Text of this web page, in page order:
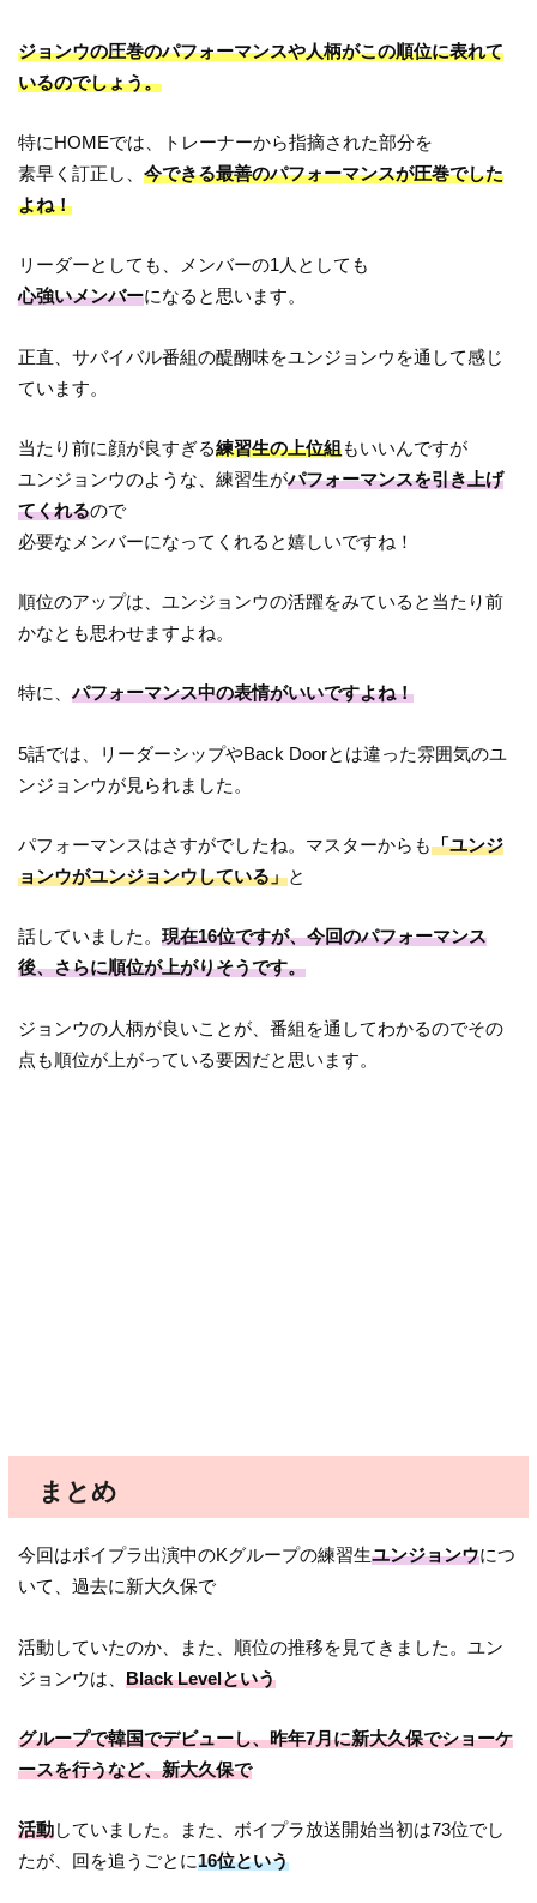
ジョンウの圧巻のパフォーマンスや人柄がこの順位に表れて
いるのでしょう。
特にHOMEでは、トレーナーから指摘された部分を
素早く訂正し、今できる最善のパフォーマンスが圧巻でした
よね！
リーダーとしても、メンバーの1人としても
心強いメンバーになると思います。
正直、サバイバル番組の醍醐味をユンジョンウを通して感じ
ています。
当たり前に顔が良すぎる練習生の上位組もいいんですが
ユンジョンウのような、練習生がパフォーマンスを引き上げ
てくれるので
必要なメンバーになってくれると嬉しいですね！
順位のアップは、ユンジョンウの活躍をみていると当たり前
かなとも思わせますよね。
特に、パフォーマンス中の表情がいいですよね！
5話では、リーダーシップやBack Doorとは違った雰囲気のユ
ンジョンウが見られました。
パフォーマンスはさすがでしたね。マスターからも「ユンジ
ョンウがユンジョンウしている」と
話していました。現在16位ですが、今回のパフォーマンス
後、さらに順位が上がりそうです。
ジョンウの人柄が良いことが、番組を通してわかるのでその
点も順位が上がっている要因だと思います。
まとめ
今回はボイプラ出演中のKグループの練習生ユンジョンウにつ
いて、過去に新大久保で
活動していたのか、また、順位の推移を見てきました。ユン
ジョンウは、Black Levelという
グループで韓国でデビューし、昨年7月に新大久保でショーケ
ースを行うなど、新大久保で
活動していました。また、ボイプラ放送開始当初は73位でし
たが、回を追うごとに16位という